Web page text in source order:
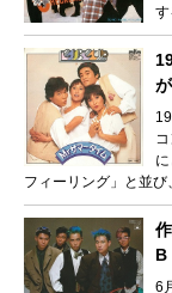
す
フィーリング」と並
B
6